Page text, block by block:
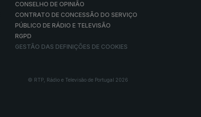
CONSELHO DE OPINIÃO
CONTRATO DE CONCESSÃO DO SERVIÇO
PÚBLICO DE RÁDIO E TELEVISÃO
RGPD
GESTÃO DAS DEFINIÇÕES DE COOKIES
© RTP, Rádio e Televisão de Portugal 2026